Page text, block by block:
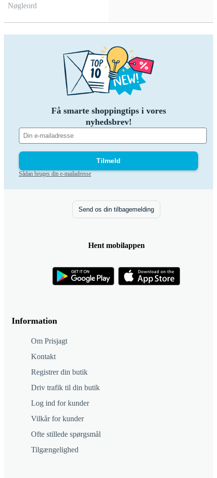
Nøgleord
Få smarte shoppingtips i vores
nyhedsbrev!
Tilmeld
Sådan bruges din e-mailadresse
Information
Om Prisjagt
Kontakt
Registrer din butik
Driv trafik til din butik
Log ind for kunder
Vilkår for kunder
Ofte stillede spørgsmål
Tilgængelighed
Send os din tilbagemelding
Hent mobilappen